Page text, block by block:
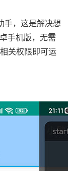
手，这是解决想
手机版，无需
关权限即可运